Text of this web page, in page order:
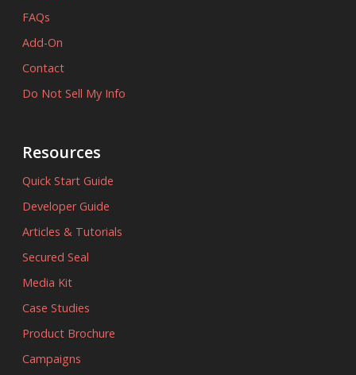
FAQs
Add-On
Contact
Do Not Sell My Info
Resources
Quick Start Guide
Developer Guide
Articles & Tutorials
Secured Seal
Media Kit
Case Studies
Product Brochure
Campaigns